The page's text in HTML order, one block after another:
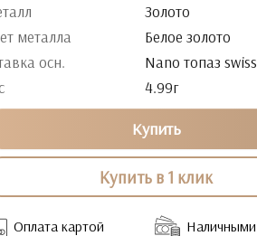
Золото
металла
Белое золото
осн.
Nano топаз swiss
4.99г
Купить
Купить в 1 клик
Оплата картой Наличными